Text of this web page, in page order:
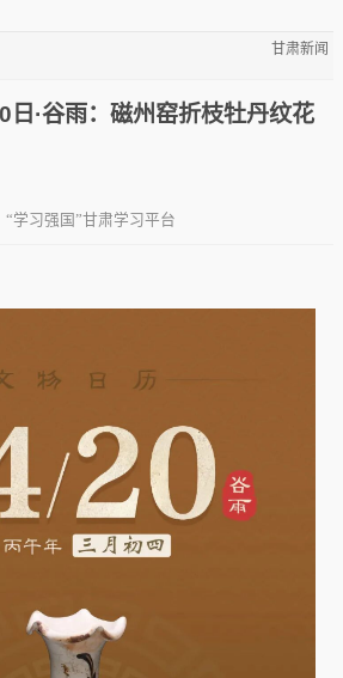
甘肃新闻
日·谷雨：磁州窑折枝牡丹纹花
“学习强国”甘肃学习平台